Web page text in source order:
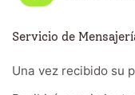
Servicio de
Una vez recibido su